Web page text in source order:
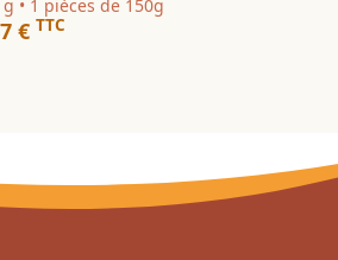
• 1 pièces de 150g
€ TTC